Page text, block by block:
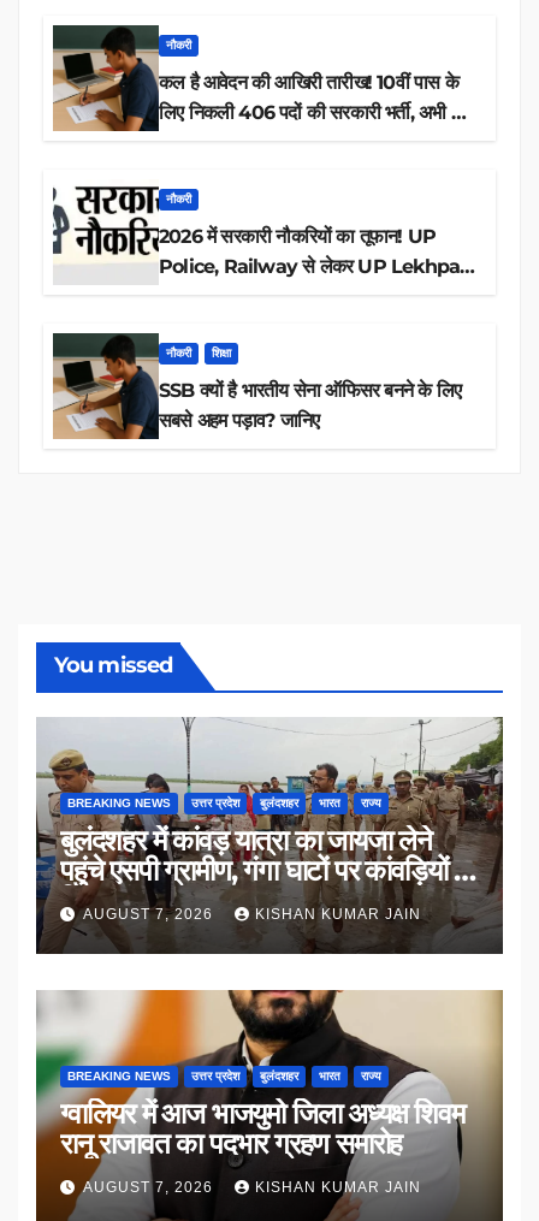
नौकरी
कल है आवेदन की आखिरी तारीख! 10वीं पास के
लिए निकली 406 पदों की सरकारी भर्ती, अभी करें
नौकरी
2026 में सरकारी नौकरियों का तूफान! UP
Police, Railway से लेकर UP Lekhpal
नौकरी शिक्षा
SSB क्यों है भारतीय सेना ऑफिसर बनने के लिए
सबसे अहम पड़ाव? जानिए
You missed
BREAKING NEWS उत्तर प्रदेश बुलंदशहर भारत राज्य
बुलंदशहर में कांवड़ यात्रा का जायजा लेने
पहुंचे एसपी ग्रामीण, गंगा घाटों पर कांवड़ियों से
किया संवाद
AUGUST 7, 2026 KISHAN KUMAR JAIN
BREAKING NEWS उत्तर प्रदेश बुलंदशहर भारत राज्य
ग्वालियर में आज भाजयुमो जिला अध्यक्ष शिवम
रानू राजावत का पदभार ग्रहण समारोह
AUGUST 7, 2026 KISHAN KUMAR JAIN